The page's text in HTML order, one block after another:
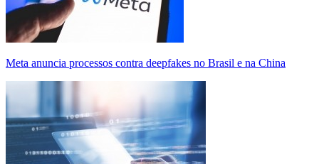
Meta anuncia processos contra deepfakes no Brasil e na China